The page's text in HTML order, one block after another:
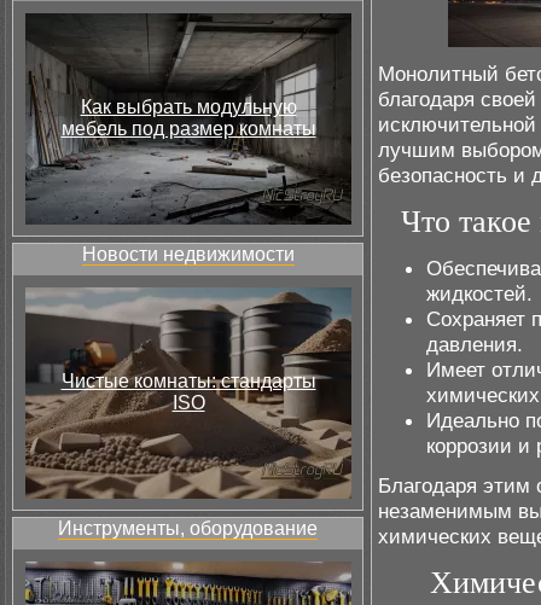
Как выбрать модульную
мебель под размер комнаты
Новости недвижимости
Чистые комнаты: стандарты
ISO
Инструменты, оборудование
Монолитный
благодаря своей
исключительной
лучшим выбором
безопасность и
Что
жидкостей.
Сохраняет
давления.
Имеет
Идеально
коррозии и
Благодаря этим
незаменимым
химических